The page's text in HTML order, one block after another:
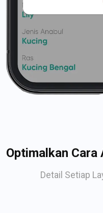
Optimalkan Cara
Detail Setiap